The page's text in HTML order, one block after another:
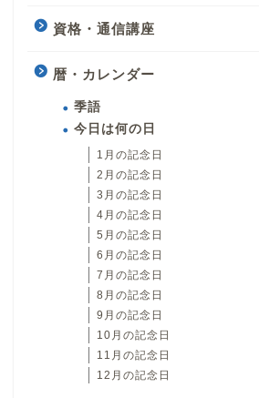
資格・通信講座
暦・カレンダー
季語
今日は何の日
1月の記念日
2月の記念日
3月の記念日
4月の記念日
5月の記念日
6月の記念日
7月の記念日
8月の記念日
9月の記念日
10月の記念日
11月の記念日
12月の記念日